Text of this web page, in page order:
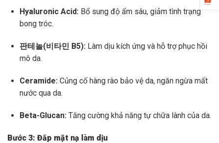
Hyaluronic Acid: Bổ sung độ ẩm sâu, giảm tình trạng
bong tróc.
판테놀(비타민 B5): Làm dịu kích ứng và hỗ trợ phục hồi
mô da.
Ceramide: Củng cố hàng rào bảo vệ da, ngăn ngừa mất
nước qua da.
Beta-Glucan: Tăng cường khả năng tự chữa lành của da.
Bước 3: Đắp mặt nạ làm dịu